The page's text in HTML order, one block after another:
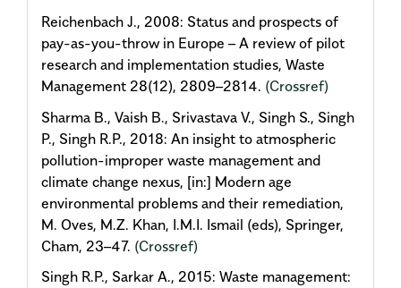
Reichenbach J., 2008: Status and prospects of
pay-as-you-throw in Europe – A review of pilot
research and implementation studies, Waste
Management 28(12), 2809–2814. (Crossref)
Sharma B., Vaish B., Srivastava V., Singh S., Singh
P., Singh R.P., 2018: An insight to atmospheric
pollution-improper waste management and
climate change nexus, [in:] Modern age
environmental problems and their remediation,
M. Oves, M.Z. Khan, I.M.I. Ismail (eds), Springer,
Cham, 23–47. (Crossref)
Singh R.P., Sarkar A., 2015: Waste management: